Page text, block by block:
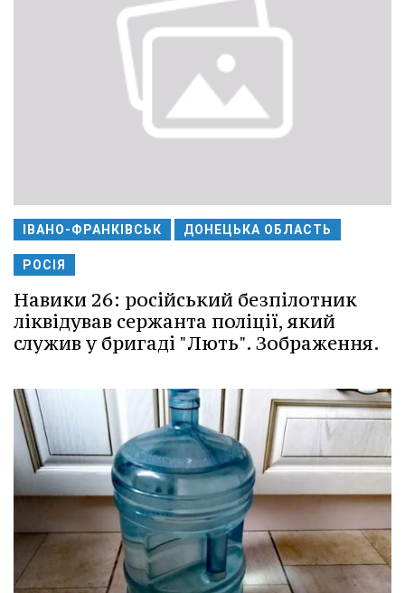
ІВАНО-ФРАНКІВСЬК ДОНЕЦЬКА ОБЛАСТЬ
РОСІЯ
Навики 26: російський безпілотник
ліквідував сержанта поліції, який
служив у бригаді "Лють". Зображення.